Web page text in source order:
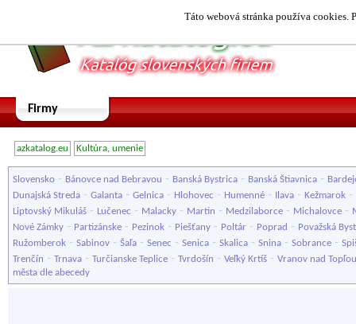
Táto webová stránka používa cookies.
Firmy
azkatalog.eu Kultúra, umenie
Slovensko - Bánovce nad Bebravou - Banská Bystrica - Banská Štiavnica -
Dunajská Streda - Galanta - Gelnica - Hlohovec - Humenné - Ilava - Kežmarok -
Liptovský Mikuláš - Lučenec - Malacky - Martin - Medzilaborce - Michalovce -
Nové Zámky - Partizánske - Pezinok - Piešťany - Poltár - Poprad - Považská
Ružomberok - Sabinov - Šaľa - Senec - Senica - Skalica - Snina - Sobrance -
Trenčín - Trnava - Turčianske Teplice - Tvrdošín - Veľký Krtíš - Vranov nad Topľou
města dle abecedy